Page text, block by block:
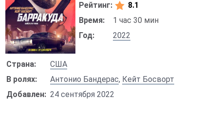
Рейтинг:
8.1
Время:
1 час 30 мин
Год:
2022
Страна:
США
В ролях:
Антонио Бандерас, Кейт Босворт
Добавлен: 24 сентября 2022